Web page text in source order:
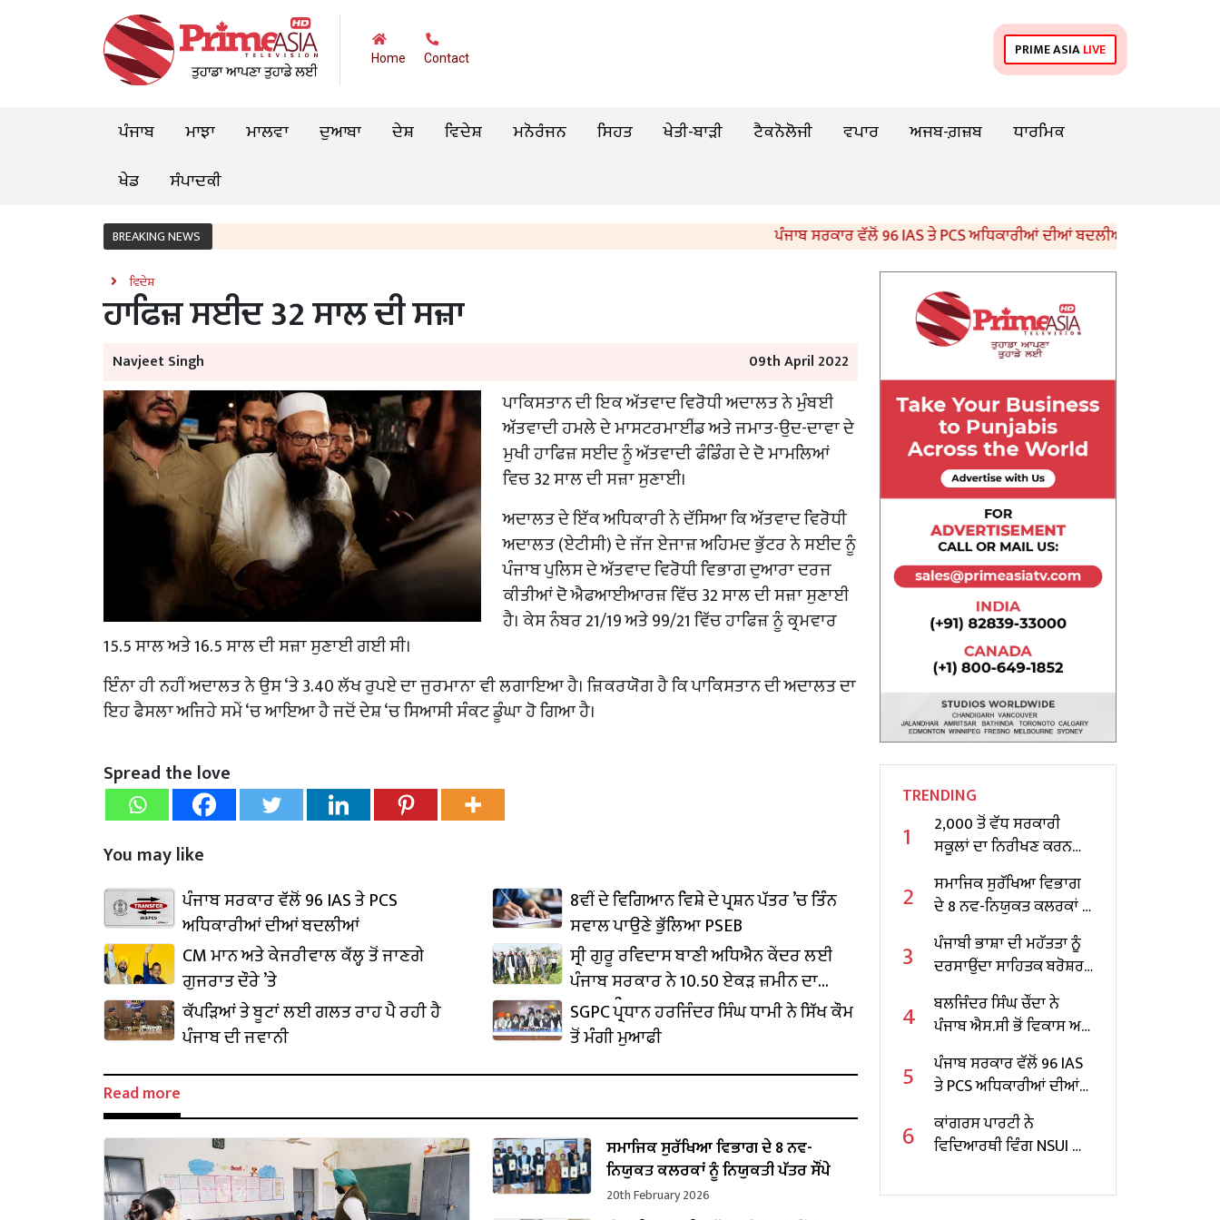
Home Contact PRIME ASIALIVE
ਪੰਜਾਬ ਮਾਝਾ ਮਾਲਵਾ ਦੁਆਬਾ ਦੇਸ਼ ਵਿਦੇਸ਼ ਮਨੋਰੰਜਨ ਸਿਹਤ ਖੇਤੀ-ਬਾੜੀ ਟੈਕਨੋਲੋਜੀ ਵਪਾਰ ਅਜਬ-ਗ਼ਜ਼ਬ
ਧਾਰਮਿਕ
ਖੇਡ
ਸੰਪਾਦਕੀ
BREAKING NEWS ਪੰਜਾਬ ਸਰਕਾਰ ਵੱਲੋਂ 96 IAS ਤੇ PCS ਅਧਿਕਾਰੀਆਂ ਦੀਆਂ ਬਦਲੀਆਂ
ਵਿਦੇਸ਼
ਹਾਫਿਜ਼ ਸਈਦ 32 ਸਾਲ ਦੀ ਸਜ਼ਾ
Navjeet Singh 09th April 2022
ਪਾਕਿਸਤਾਨ ਦੀ ਇਕ ਅੱਤਵਾਦ ਵਿਰੋਧੀ ਅਦਾਲਤ ਨੇ ਮੁੰਬਈ
ਅੱਤਵਾਦੀ ਹਮਲੇ ਦੇ ਮਾਸਟਰਮਾਈਂਡ ਅਤੇ ਜਮਾਤ-ਉਦ-ਦਾਵਾ ਦੇ
ਮੁਖੀ ਹਾਫਿਜ਼ ਸਈਦ ਨੂੰ ਅੱਤਵਾਦੀ ਫੰਡਿੰਗ ਦੇ ਦੋ ਮਾਮਲਿਆਂ
ਵਿਚ 32 ਸਾਲ ਦੀ ਸਜ਼ਾ ਸੁਣਾਈ।
ਅਦਾਲਤ ਦੇ ਇੱਕ ਅਧਿਕਾਰੀ ਨੇ ਦੱਸਿਆ ਕਿ ਅੱਤਵਾਦ ਵਿਰੋਧੀ
ਅਦਾਲਤ (ਏਟੀਸੀ) ਦੇ ਜੱਜ ਏਜਾਜ਼ ਅਹਿਮਦ ਭੁੱਟਰ ਨੇ ਸਈਦ ਨੂੰ
ਪੰਜਾਬ ਪੁਲਿਸ ਦੇ ਅੱਤਵਾਦ ਵਿਰੋਧੀ ਵਿਭਾਗ ਦੁਆਰਾ ਦਰਜ
ਕੀਤੀਆਂ ਦੋ ਐਫਆਈਆਰਜ਼ ਵਿੱਚ 32 ਸਾਲ ਦੀ ਸਜ਼ਾ ਸੁਣਾਈ
ਹੈ। ਕੇਸ ਨੰਬਰ 21/19 ਅਤੇ 99/21 ਵਿੱਚ ਹਾਫਿਜ਼ ਨੂੰ ਕ੍ਰਮਵਾਰ
15.5 ਸਾਲ ਅਤੇ 16.5 ਸਾਲ ਦੀ ਸਜ਼ਾ ਸੁਣਾਈ ਗਈ ਸੀ।
ਇੰਨਾ ਹੀ ਨਹੀਂ ਅਦਾਲਤ ਨੇ ਉਸ ‘ਤੇ 3.40 ਲੱਖ ਰੁਪਏ ਦਾ ਜੁਰਮਾਨਾ ਵੀ ਲਗਾਇਆ ਹੈ। ਜ਼ਿਕਰਯੋਗ ਹੈ ਕਿ ਪਾਕਿਸਤਾਨ ਦੀ ਅਦਾਲਤ ਦਾ
ਇਹ ਫੈਸਲਾ ਅਜਿਹੇ ਸਮੇਂ ‘ਚ ਆਇਆ ਹੈ ਜਦੋਂ ਦੇਸ਼ ‘ਚ ਸਿਆਸੀ ਸੰਕਟ ਡੂੰਘਾ ਹੋ ਗਿਆ ਹੈ।
Spread the love
You may like
ਪੰਜਾਬ ਸਰਕਾਰ ਵੱਲੋਂ 96 IAS ਤੇ PCS
ਅਧਿਕਾਰੀਆਂ ਦੀਆਂ ਬਦਲੀਆਂ
8ਵੀਂ ਦੇ ਵਿਗਿਆਨ ਵਿਸ਼ੇ ਦੇ ਪ੍ਰਸ਼ਨ ਪੱਤਰ ’ਚ ਤਿੰਨ
ਸਵਾਲ ਪਾਉਣੇ ਭੁੱਲਿਆ PSEB
CM ਮਾਨ ਅਤੇ ਕੇਜਰੀਵਾਲ ਕੱਲ੍ਹ ਤੋਂ ਜਾਣਗੇ
ਗੁਜਰਾਤ ਦੌਰੇ ’ਤੇ
ਸ੍ਰੀ ਗੁਰੂ ਰਵਿਦਾਸ ਬਾਣੀ ਅਧਿਐਨ ਕੇਂਦਰ ਲਈ
ਪੰਜਾਬ ਸਰਕਾਰ ਨੇ 10.50 ਏਕੜ ਜ਼ਮੀਨ ਦਾ
ਕਬਜ਼ਾ ਲਿਆ
ਕੱਪੜਿਆਂ ਤੇ ਬੂਟਾਂ ਲਈ ਗਲਤ ਰਾਹ ਪੈ ਰਹੀ ਹੈ
ਪੰਜਾਬ ਦੀ ਜਵਾਨੀ
SGPC ਪ੍ਰਧਾਨ ਹਰਜਿੰਦਰ ਸਿੰਘ ਧਾਮੀ ਨੇ ਸਿੱਖ ਕੌਮ
ਤੋਂ ਮੰਗੀ ਮੁਆਫੀ
Read more
ਸਮਾਜਿਕ ਸੁਰੱਖਿਆ ਵਿਭਾਗ ਦੇ 8 ਨਵ-
ਨਿਯੁਕਤ ਕਲਰਕਾਂ ਨੂੰ ਨਿਯੁਕਤੀ ਪੱਤਰ ਸੌਂਪੇ
20th February 2026
TRENDING
1
2,000 ਤੋਂ ਵੱਧ ਸਰਕਾਰੀ
ਸਕੂਲਾਂ ਦਾ ਨਿਰੀਖਣ ਕਰਨ
ਵਾਲੇ ਪੰਜਾਬ ਦੇ ਪਹਿਲੇ
ਸਿੱਖਿਆ ਮੰਤਰੀ ਬਣੇ ਹਰਜੋਤ
ਸਿੰਘ ਬੈਂਸ
2
ਸਮਾਜਿਕ ਸੁਰੱਖਿਆ ਵਿਭਾਗ
ਦੇ 8 ਨਵ-ਨਿਯੁਕਤ ਕਲਰਕਾਂ ਨੂੰ
ਨਿਯੁਕਤੀ ਪੱਤਰ ਸੌਂਪੇ
3
ਪੰਜਾਬੀ ਭਾਸ਼ਾ ਦੀ ਮਹੱਤਤਾ ਨੂੰ
ਦਰਸਾਉਂਦਾ ਸਾਹਿਤਕ ਬਰੋਸ਼ਰ
ਜਾਰੀ
4
ਬਲਜਿੰਦਰ ਸਿੰਘ ਚੌਂਦਾ ਨੇ
ਪੰਜਾਬ ਐਸ.ਸੀ ਭੋਂ ਵਿਕਾਸ ਅਤੇ
ਵਿੱਤ ਕਾਰਪੋਰੇਸ਼ਨ ਦੇ ਚੇਅਰਮੈਨ
ਵਜੋਂ ਸੰਭਾਲਿਆ ਕਾਰਜਭਾਰ
5
ਪੰਜਾਬ ਸਰਕਾਰ ਵੱਲੋਂ 96 IAS
ਤੇ PCS ਅਧਿਕਾਰੀਆਂ ਦੀਆਂ
ਬਦਲੀਆਂ
6
ਕਾਂਗਰਸ ਪਾਰਟੀ ਨੇ
ਵਿਦਿਆਰਥੀ ਵਿੰਗ NSUI ਦਾ